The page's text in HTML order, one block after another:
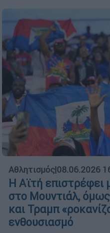
Αθλητισμός|08.06.2026
Η Αϊτή επιστρέφει
στο Μουντιάλ,
και Τραμπ
ενθουσιασμό